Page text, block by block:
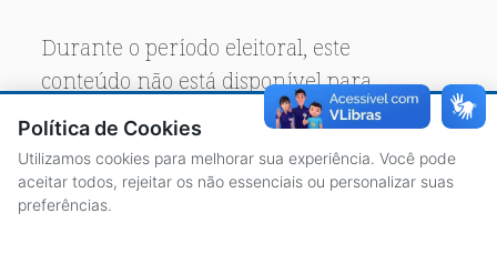
Durante o período eleitoral, este
conteúdo não está disponível para
acesso público.
Política de Cookies
Utilizamos cookies para melhorar sua experiência. Você pode
aceitar todos, rejeitar os não essenciais ou personalizar suas
preferências.